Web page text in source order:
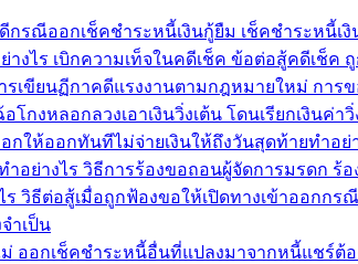
รณีออกเช็คชำระหนี้เงินกู้ยืม เช็คชำระหนี้เ
งไร เบิกความเท็จในคดีเช็ค ข้อต่อสู้คดีเช็ค
รเขียนฏีกาคดีแรงงานตามกฎหมายใหม่ การ
โกงหลอกลวงเอาเงินวิ่งเต้น โดนเรียกเงิน
ให้ออกทันทีไม่จ่ายเงินให้ถึงวันสุดท้ายทำอย่
อย่างไร วิธีการร้องขอถอนผู้จัดการมรดก ร้
วิธีต่อสู้เมื่อถูกฟ้องขอให้เปิดทางเข้าออกก
ำเป็น
ออกเช็คชำระหนี้อื่นที่แปลงมาจากหนี้แชร์ต้